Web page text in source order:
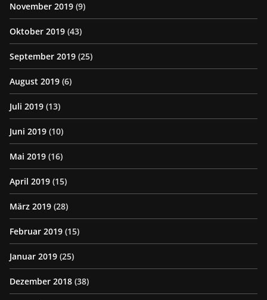
November 2019 (9)
Oktober 2019 (43)
September 2019 (25)
August 2019 (6)
Juli 2019 (13)
Juni 2019 (10)
Mai 2019 (16)
April 2019 (15)
März 2019 (28)
Februar 2019 (15)
Januar 2019 (25)
Dezember 2018 (38)